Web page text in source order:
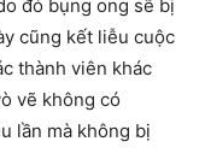
đó bụng ong sẽ bị
cũng kết liễu cuộc
thành viên khác
vẽ không có
lần mà không bị